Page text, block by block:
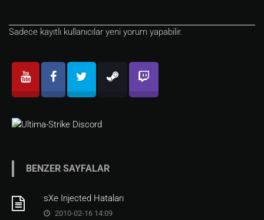
Sadece kayıtlı kullanıcılar yeni yorum yapabilir.
BENZER SAYFALAR
sXe Injected Hataları
2010-02-16 14:09